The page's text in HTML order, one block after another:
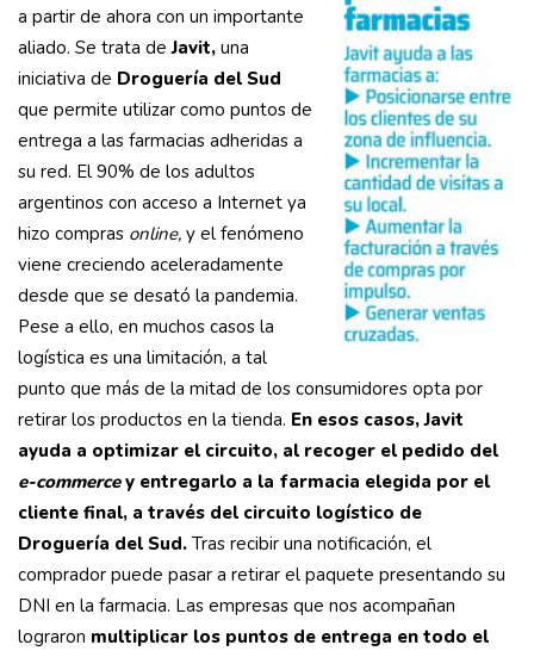
a partir de ahora con un importante
aliado. Se trata deJavit, una
iniciativa de Droguería del Sud
que permite utilizar como puntos de
entrega a las farmacias adheridas a
su red. El 90% de los adultos
argentinos con acceso a Internet ya
hizo compras online, y el fenómeno
viene creciendo aceleradamente
desde que se desató la pandemia.
Pese a ello, en muchos casos la
logística es una limitación, a tal
punto que más de la mitad de los consumidores opta por
retirar los productos en la tienda. En esos casos, Javit
ayuda a optimizar el circuito, al recoger el pedido del
e-commercey entregarlo a la farmacia elegida por el
cliente final, a través del circuito logístico de
Droguería del Sud. Tras recibir una notificación, el
comprador puede pasar a retirar el paquete presentando su
DNI en la farmacia. Las empresas que nos acompañan
lograron multiplicar los puntos de entrega en todo el